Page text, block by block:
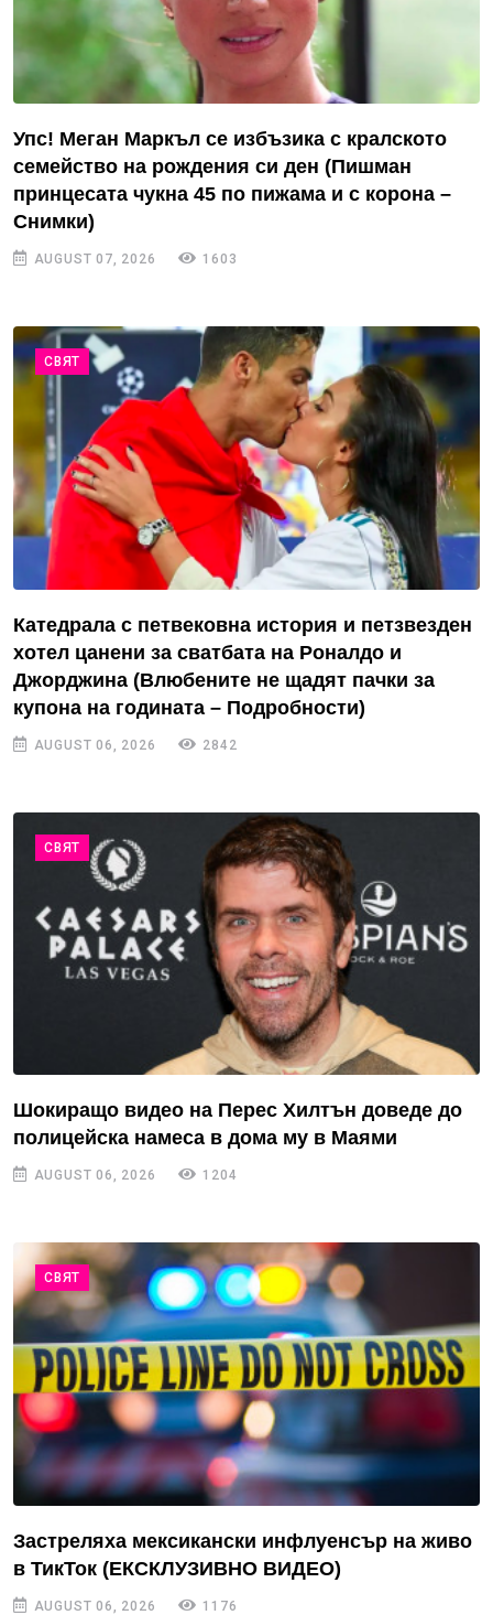
Упс! Меган Маркъл се избъзика с кралското
семейство на рождения си ден (Пишман
принцесата чукна 45 по пижама и с корона –
Снимки)
AUGUST 07, 2026 1603
СВЯТ
Катедрала с петвековна история и петзвезден
хотел цанени за сватбата на Роналдо и
Джорджина (Влюбените не щадят пачки за
купона на годината – Подробности)
AUGUST 06, 2026 2842
СВЯТ
Шокиращо видео на Перес Хилтън доведе до
полицейска намеса в дома му в Маями
AUGUST 06, 2026 1204
СВЯТ
Застреляха мексикански инфлуенсър на живо
в ТикТок (ЕКСКЛУЗИВНО ВИДЕО)
AUGUST 06, 2026 1176